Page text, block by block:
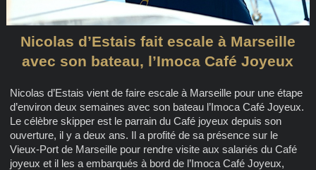
Nicolas d’Estais fait escale à Marseille
avec son bateau, l’Imoca Café Joyeux
Nicolas d’Estais vient de faire escale à Marseille pour une étape
d’environ deux semaines avec son bateau l’Imoca Café Joyeux.
Le célèbre skipper est le parrain du Café joyeux depuis son
ouverture, il y a deux ans. Il a profité de sa présence sur le
Vieux-Port de Marseille pour rendre visite aux salariés du Café
joyeux et il les a embarqués à bord de l’Imoca Café Joyeux,